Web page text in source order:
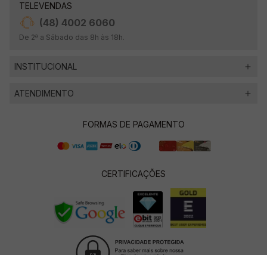
TELEVENDAS
(48) 4002 6060
De 2ª a Sábado das 8h às 18h.
INSTITUCIONAL
ATENDIMENTO
FORMAS DE PAGAMENTO
CERTIFICAÇÕES